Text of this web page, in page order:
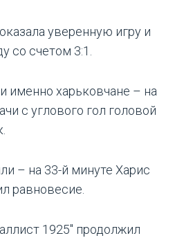
уверенную игру и
со счетом 3:1.
именно харьковчане – на
с углового гол головой
– на 33-й минуте Харис
равновесие.
1925" продолжил